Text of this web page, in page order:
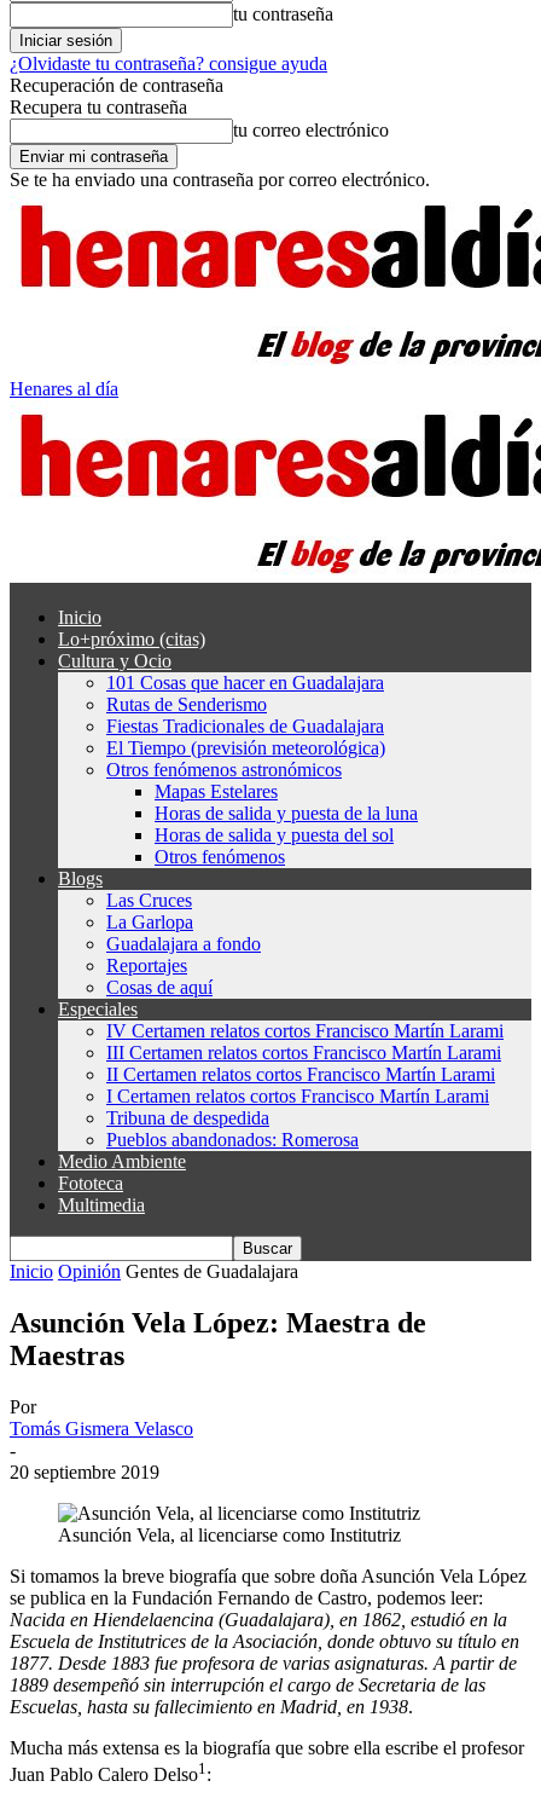
tu contraseña
¿Olvidaste tu contraseña? consigue ayuda
Recuperación de contraseña
Recupera tu contraseña
tu correo electrónico
Se te ha enviado una contraseña por correo electrónico.
Henares al día
Inicio
Lo+próximo (citas)
Cultura y Ocio
101 Cosas que hacer en Guadalajara
Rutas de Senderismo
Fiestas Tradicionales de Guadalajara
El Tiempo (previsión meteorológica)
Otros fenómenos astronómicos
Mapas Estelares
Horas de salida y puesta de la luna
Horas de salida y puesta del sol
Otros fenómenos
Blogs
Las Cruces
La Garlopa
Guadalajara a fondo
Reportajes
Cosas de aquí
Especiales
IV Certamen relatos cortos Francisco Martín Larami
III Certamen relatos cortos Francisco Martín Larami
II Certamen relatos cortos Francisco Martín Larami
I Certamen relatos cortos Francisco Martín Larami
Tribuna de despedida
Pueblos abandonados: Romerosa
Medio Ambiente
Fototeca
Multimedia
Inicio Opinión Gentes de Guadalajara
Asunción Vela López: Maestra de
Maestras
Por
Tomás Gismera Velasco
-
20 septiembre 2019
Asunción Vela, al licenciarse como Institutriz
Si tomamos la breve biografía que sobre doña Asunción Vela López
se publica en la Fundación Fernando de Castro, podemos leer:
Nacida en Hiendelaencina (Guadalajara), en 1862, estudió en la
Escuela de Institutrices de la Asociación, donde obtuvo su título en
1877. Desde 1883 fue profesora de varias asignaturas. A partir de
1889 desempeñó sin interrupción el cargo de Secretaria de las
Escuelas, hasta su fallecimiento en Madrid, en 1938.
Mucha más extensa es la biografía que sobre ella escribe el profesor
Juan Pablo Calero Delso1 :